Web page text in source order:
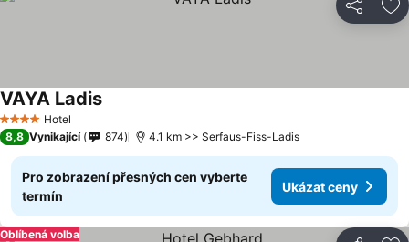
Sdílet
4 Počet hvězdiček
Hotel
VAYA Ladis
8,8 Vynikající 874 4.1 km >> Serfaus-Fiss-Ladis
Pro zobrazení přesných cen vyberte
termín
Ukázat ceny
Oblíbená volba